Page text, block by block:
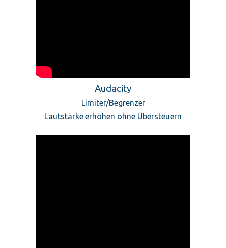
Audacity
Limiter/Begrenzer
Lautstärke erhöhen ohne Übersteuern